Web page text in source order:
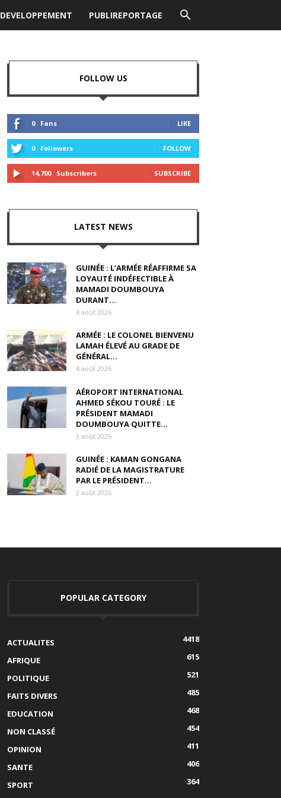
DEVELOPPEMENT PUBLIREPORTAGE
FOLLOW US
0 Fans LIKE
0 Followers FOLLOW
14,700 Subscribers SUBSCRIBE
LATEST NEWS
GUINÉE : L’ARMÉE RÉAFFIRME SA
LOYAUTÉ INDÉFECTIBLE À
MAMADI DOUMBOUYA
DURANT...
4 août 2026
ARMÉE : LE COLONEL BIENVENU
LAMAH ÉLEVÉ AU GRADE DE
GÉNÉRAL...
4 août 2026
AÉROPORT INTERNATIONAL
AHMED SÉKOU TOURÉ : LE
PRÉSIDENT MAMADI
DOUMBOUYA QUITTE...
3 août 2026
GUINÉE : KAMAN GONGANA
RADIÉ DE LA MAGISTRATURE
PAR LE PRÉSIDENT...
2 août 2026
POPULAR CATEGORY
ACTUALITES
4418
AFRIQUE
615
POLITIQUE
521
FAITS DIVERS
485
EDUCATION
468
NON CLASSÉ
454
OPINION
411
SANTE
406
SPORT
364